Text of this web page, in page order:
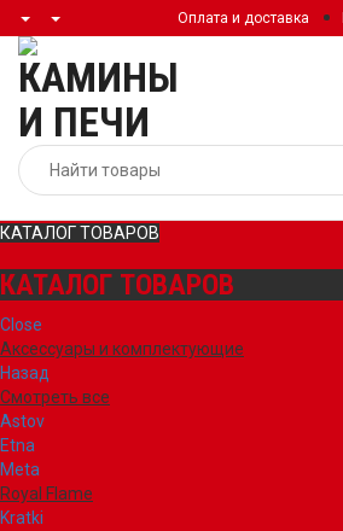
Оплата и доставка
КАТАЛОГ ТОВАРОВ
КАТАЛОГ ТОВАРОВ
Close
Аксессуары и комплектующие
Назад
Смотреть все
Astov
Etna
Meta
Royal Flame
Kratki